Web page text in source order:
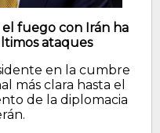
fuego con Irán ha
ataques
en la cumbre
más clara hasta el
de la diplomacia